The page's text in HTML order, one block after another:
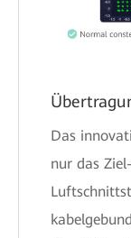
Das
nur das